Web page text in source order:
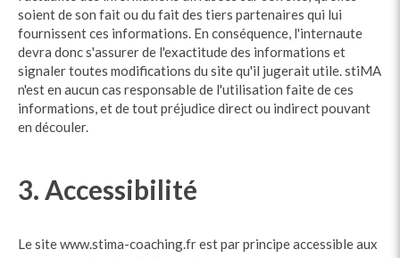
soient de son fait ou du fait des tiers partenaires qui lui
fournissent ces informations. En conséquence, l'internaute
devra donc s'assurer de l'exactitude des informations et
signaler toutes modifications du site qu'il jugerait utile. stiMA
n'est en aucun cas responsable de l'utilisation faite de ces
informations, et de tout préjudice direct ou indirect pouvant
en découler.
3. Accessibilité
Le site www.stima-coaching.fr est par principe accessible aux